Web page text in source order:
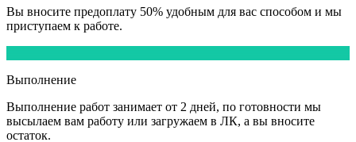
Вы вносите предоплату 50% удобным для вас способом и мы
приступаем к работе.
Выполнение
Выполнение работ занимает от 2 дней, по готовности мы
высылаем вам работу или загружаем в ЛК, а вы вносите
остаток.